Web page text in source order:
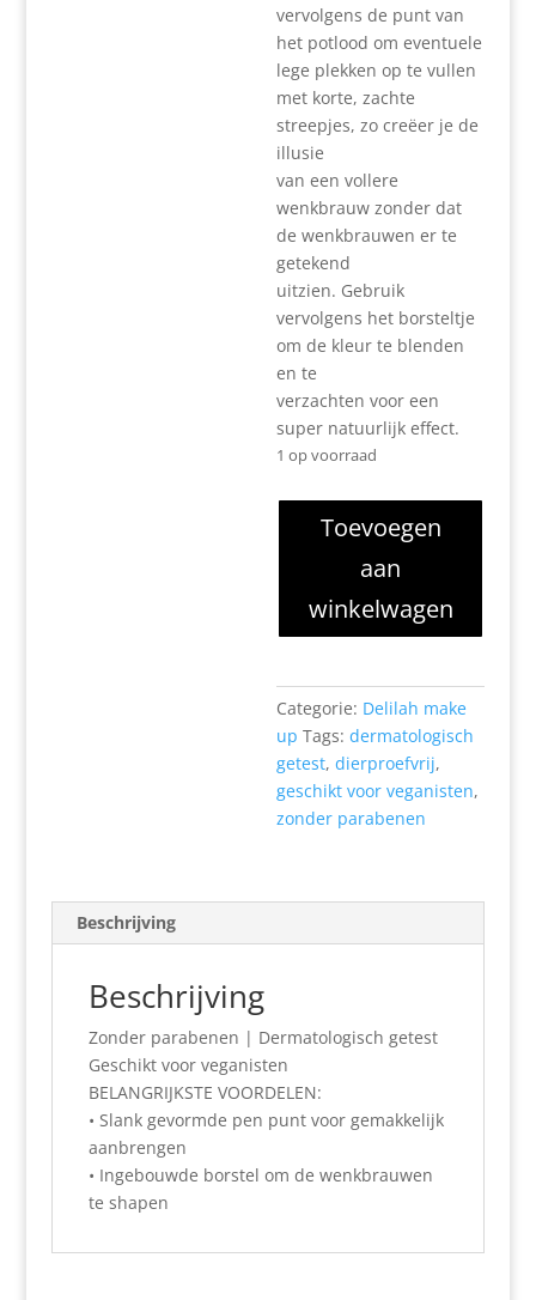
vervolgens de punt van
het potlood om eventuele
lege plekken op te vullen
met korte, zachte
streepjes, zo creëer je de
illusie
van een vollere
wenkbrauw zonder dat
de wenkbrauwen er te
getekend
uitzien. Gebruik
vervolgens het borsteltje
om de kleur te blenden
en te
verzachten voor een
super natuurlijk effect.
1 op voorraad
Retractable
Pencil
Ash
aantal
Toevoegen
aan
winkelwagen
Categorie: Delilah make
up Tags:dermatologisch
getest,dierproefvrij,
geschikt voor veganisten,
zonder parabenen
Beschrijving
Beschrijving
Zonder parabenen | Dermatologisch getest
Geschikt voor veganisten
BELANGRIJKSTE VOORDELEN:
• Slank gevormde pen punt voor gemakkelijk
aanbrengen
• Ingebouwde borstel om de wenkbrauwen
te shapen